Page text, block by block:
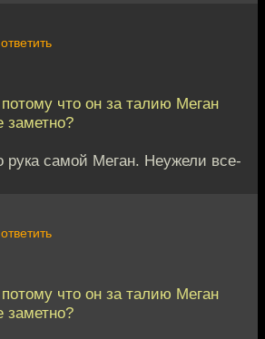
ответить
что он за талию Меган
заметно?
рука самой Меган. Неужели все-
ответить
что он за талию Меган
заметно?